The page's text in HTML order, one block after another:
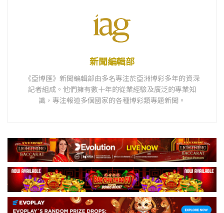
新聞編輯部
《亞博匯》新聞編輯部由多名專注於亞洲博彩多年的資深
記者組成。他們擁有數十年的從業經驗及廣泛的專業知
識，專注報道多個國家的各種博彩類專題新聞。